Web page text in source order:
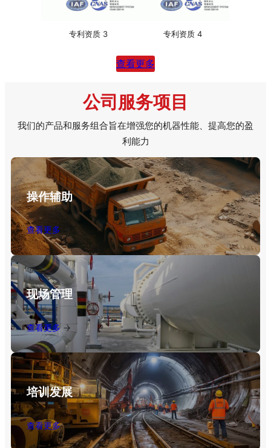
专利资质 3 专利资质 4
查看更多
公司服务项目
我们的产品和服务组合旨在增强您的机器性能、提高您的盈
利能力
操作辅助
查看更多
现场管理
查看更多
培训发展
查看更多